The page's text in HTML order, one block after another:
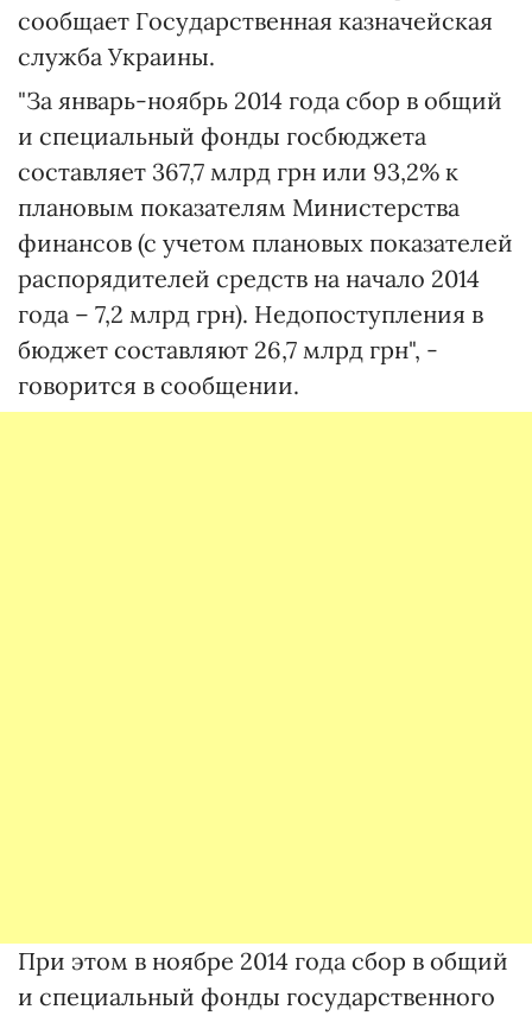
сообщает Государственная казначейская
служба Украины.
"За январь-ноябрь 2014 года сбор в общий
и специальный фонды госбюджета
составляет 367,7 млрд грн или 93,2% к
плановым показателям Министерства
финансов (с учетом плановых показателей
распорядителей средств на начало 2014
года – 7,2 млрд грн). Недопоступления в
бюджет составляют 26,7 млрд грн", -
говорится в сообщении.
При этом в ноябре 2014 года сбор в общий
и специальный фонды государственного